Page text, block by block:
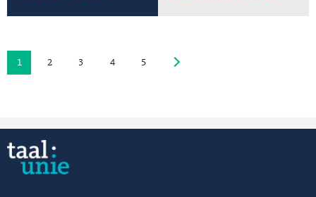
1 2 3 4 5